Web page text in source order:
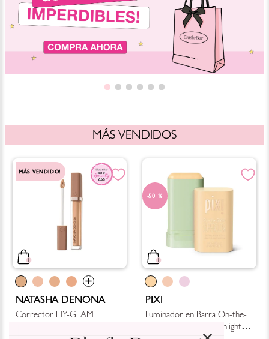
MÁS VENDIDOS
MÁS VENDIDO!
NATASHA DENONA
Corrector HY-GLAM
50 %
PIXI
Iluminador en Barra On-the-
Glow SuperGlow Highlight